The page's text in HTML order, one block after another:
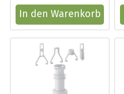
In den Warenkorb